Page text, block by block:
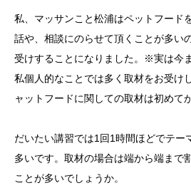
私、マッサンこと松浦はペットフード
話や、相談にのらせて頂くことが多い
受けすることになりました。※実は今
私個人的なことでは多く取材をお受け
ャットフードに関しての取材は初めて
だいたい講習では1回1時間ほどでテー
多いです。取材の場合は端から端まで
ことが多いでしょうか。